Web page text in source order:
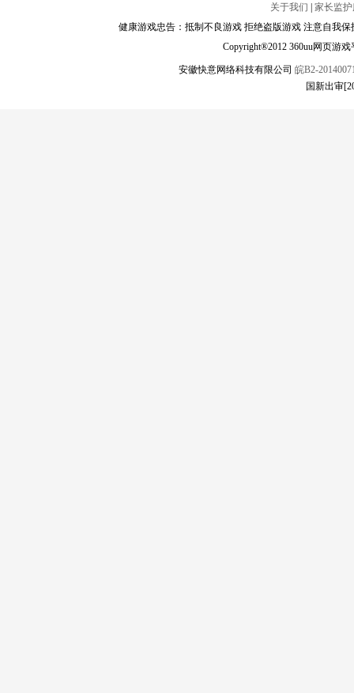
关于我们
家长监
健康游戏忠告：抵制不良游戏 拒绝盗版游戏 注意自我
Copyright®2012 360uu网页游
安徽快意网络科技有限公司 皖B2-
国新出审